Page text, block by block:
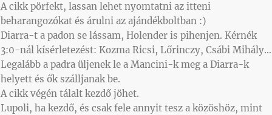
A cikk pörfekt, lassan lehet nyomtatni az itteni
beharangozókat és árulni az ajándékboltban :)
Diarra-t a padon se lássam, Holender is pihenjen. Kérnék
3:0-nál kísérletezést: Kozma Ricsi, Lőrinczy, Csábi Mihály…
Legalább a padra üljenek le a Mancini-k meg a Diarra-k
helyett és ők szálljanak be.
A cikk végén tálalt kezdő jöhet.
Lupoli, ha kezdő, és csak fele annyit tesz a közöshöz, mint